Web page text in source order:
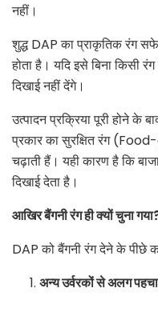
नहीं।
शुद्ध DAP का प्राकृतिक रंग
होता है। यदि इसे बिना किसी
दिखाई नहीं देंगे।
उत्पादन प्रक्रिया पूरी होने के
प्रकार का सुरक्षित रंग
चढ़ाती हैं। यही कारण है कि
दिखाई देता है।
आखिर बैंगनी रंग ही क्यों चुना गया
DAP को बैंगनी रंग देने के पीछे
अन्य उर्वरकों से अलग